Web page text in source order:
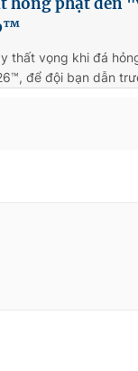
thất vọng khi đá
để đội bạn dẫn